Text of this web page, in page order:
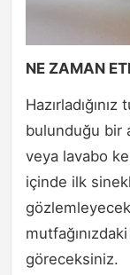
NE ZAMAN
bulunduğu bir
veya lavabo
içinde ilk
göreceksiniz.